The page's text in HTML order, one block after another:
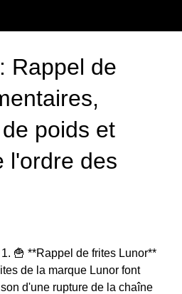
Rappel de
poids et
l'ordre des
🍟 **Rappel de frites Lunor**
de la marque Lunor font
d'une rupture de la chaîne